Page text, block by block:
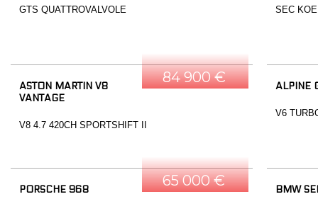
GTS QUATTROVALVOLE SEC
84 900 €
ASTON MARTIN V8
VANTAGE
V8 4.7 420CH SPORTSHIFT II
ALPINE
V6
65 000 €
PORSCHE 968 BMW